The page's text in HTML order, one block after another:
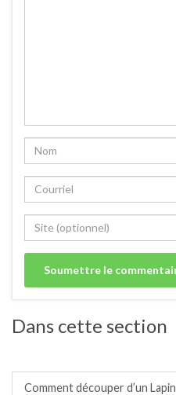
Dans cette section
Comment découper d’un Lapin